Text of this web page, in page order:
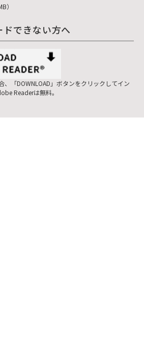
）
できない方へ
、「DOWNLOAD」ボタンをクリックしてイン
Readerは無料。